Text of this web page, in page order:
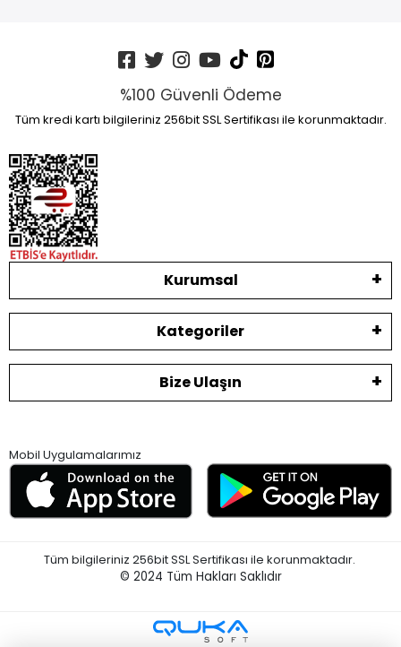
%100 Güvenli Ödeme
Tüm kredi kartı bilgileriniz 256bit SSL Sertifikası ile korunmaktadır.
Kurumsal
Kategoriler
Bize Ulaşın
Mobil Uygulamalarımız
Tüm bilgileriniz 256bit SSL Sertifikası ile korunmaktadır.
© 2024 Tüm Hakları Saklıdır